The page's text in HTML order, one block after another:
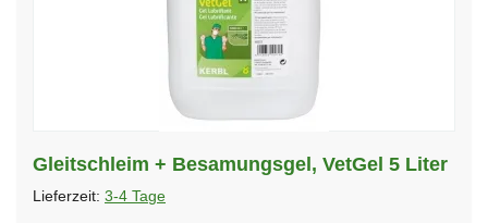
Gleitschleim + Besamungsgel, VetGel 5 Liter
Lieferzeit: 3-4 Tage